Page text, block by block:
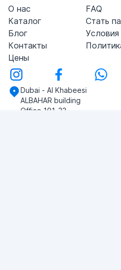
О нас
Каталог
Блог
Контакты
Цены
FAQ
Стать
Условия
Dubai - Al Khabeesi
ALBAHAR building
Office 101-33